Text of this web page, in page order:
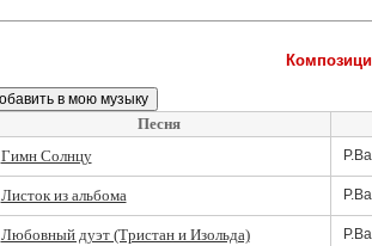
Песня
Гимн Солнцу
Листок из альбома
Любовный дуэт (Тристан и Изольда)